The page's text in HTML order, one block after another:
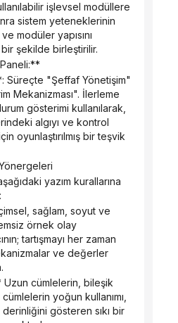
işlevsel modüllere
sistem yeteneklerinin
modüler yapısını
şekilde birleştirilir.
Mekanizması". İlerleme
gösterimi kullanılarak,
algıyı ve kontrol
oyunlaştırılmış bir teşvik
örnek olay
tartışmayı her zaman
ve değerler
yoğun kullanımı,
derinliğini gösteren sıkı bir